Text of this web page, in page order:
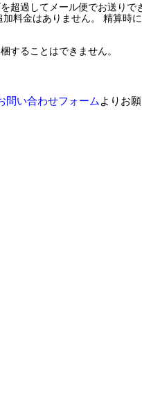
超過してメール便でお送りで
料金はありません。 精算時
することはできません。
問い合わせフォームよりお